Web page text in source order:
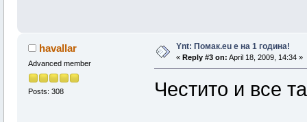
havallar
Advanced member
Posts: 308
Ynt: Помак.eu e на 1 година!
« Reply #3 on: April 18, 2009, 14:34 »
Честито и все